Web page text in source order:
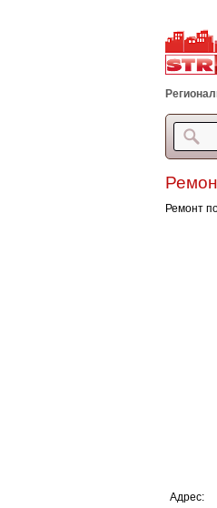
Ремонт
Адрес: